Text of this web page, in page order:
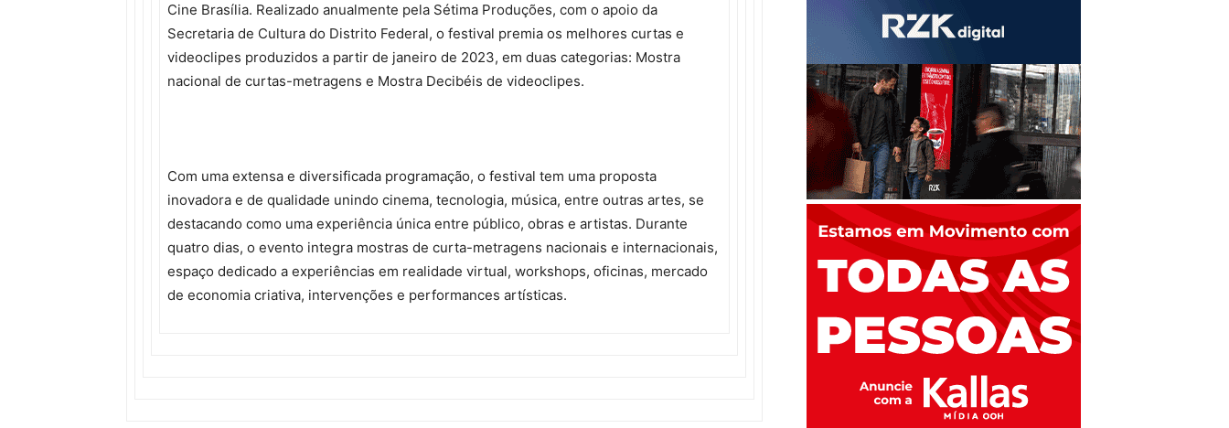
Cine Brasília. Realizado anualmente pela Sétima Produções, com o apoio da
Secretaria de Cultura do Distrito Federal, o festival premia os melhores curtas e
videoclipes produzidos a partir de janeiro de 2023, em duas categorias: Mostra
nacional de curtas-metragens e Mostra Decibéis de videoclipes.
Com uma extensa e diversificada programação, o festival tem uma proposta
inovadora e de qualidade unindo cinema, tecnologia, música, entre outras artes, se
destacando como uma experiência única entre público, obras e artistas. Durante
quatro dias, o evento integra mostras de curta-metragens nacionais e internacionais,
espaço dedicado a experiências em realidade virtual, workshops, oficinas, mercado
de economia criativa, intervenções e performances artísticas.